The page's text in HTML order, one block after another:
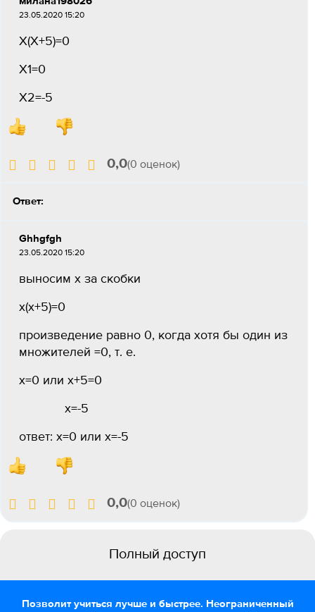
23.05.2020 15:20
Х(Х+5)=0
X1=0
X2=-5
0,0(0 оценок)
Ответ:
Ghhgfgh
23.05.2020 15:20
выносим х за скобки
х(х+5)=0
произведение равно 0, когда хотя бы один из
множителей =0, т. е.
х=0 или х+5=0
х=-5
ответ: х=0 или х=-5
0,0(0 оценок)
Полный доступ
Позволит учиться лучше и быстрее. Неограниченный